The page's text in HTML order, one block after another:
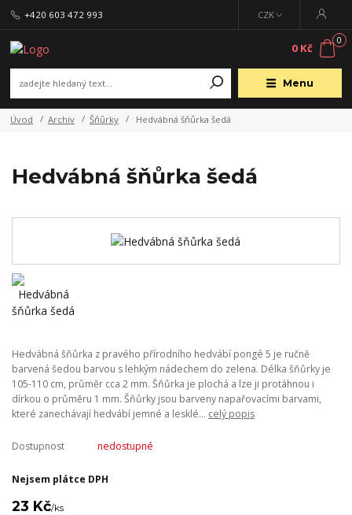
Menu
CZK
+420 603 472 993
0
0 Kč
Úvod Archiv Šňůrky Hedvábná šňůrka šedá
Hedvábná šňůrka šedá
Hedvábná šňůrka z pravého přírodního hedvábí pongé 5 je ručně
barvená šedou barvou s lehkým nádechem do zelena. Délka šňůrky je
105-110 cm, průměr cca 2 mm. Šňůrka je plochá a lze ji protáhnou i
dírkou o průměru 1 mm. Šňůrky jsou barveny napařovacími barvami,
které zanechávají hedvábí jemné a lesklé... celý popis
Dostupnost nedostupné
Nejsem plátce DPH
23 Kč/ks